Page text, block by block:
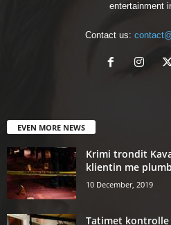
entertainment
Contact us:
EVEN MORE NEWS
Krimi trondit
klientin me
10 December, 2019
Tatimet